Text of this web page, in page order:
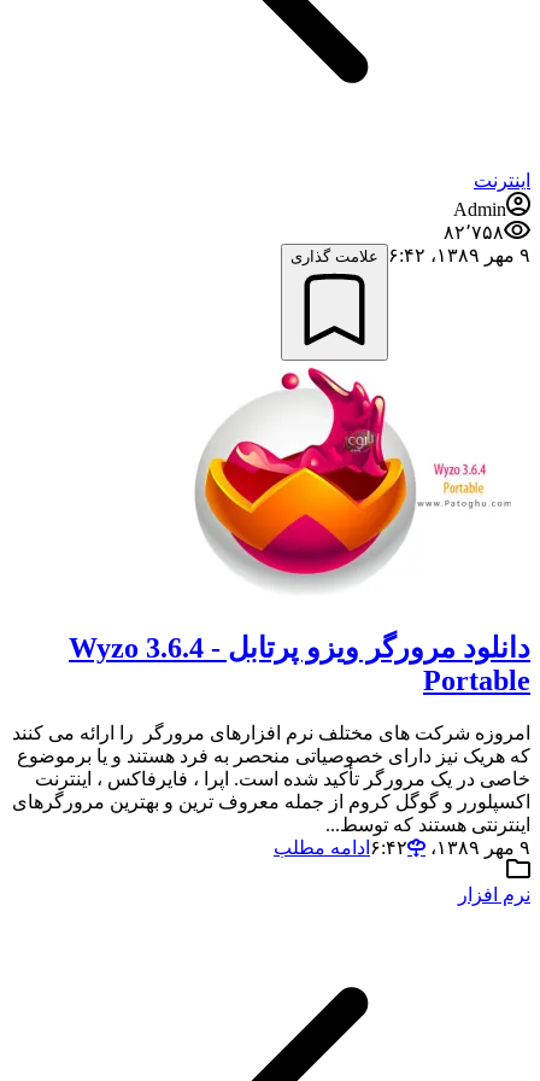
اینترنت
Admin
۸۲٬۷۵۸
۹ مهر ۱۳۸۹،‏ ۶:۴۲
علامت گذاری
دانلود مرورگر ویزو پرتابل - Wyzo 3.6.4
Portable
امروزه شرکت های مختلف نرم افزارهای مرورگر را ارائه می کنند
که هریک نیز دارای خصوصیاتی منحصر به فرد هستند و یا برموضوع
خاصی در یک مرورگر تأکید شده است. اپرا ، فایرفاکس ، اینترنت
اکسپلورر و گوگل کروم از جمله معروف ترین و بهترین مرورگرهای
اینترنتی هستند که توسط...
۹ مهر ۱۳۸۹،‏ ۶:۴۲
ادامه مطلب
نرم افزار